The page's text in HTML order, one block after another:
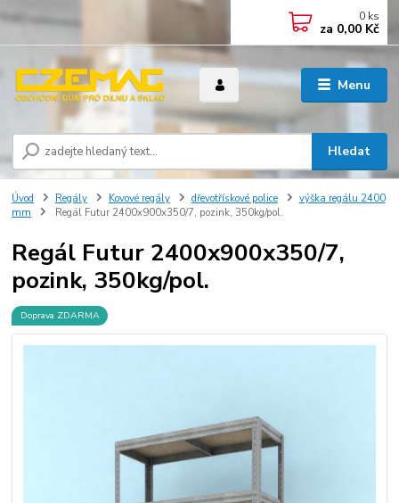
Menu
Hledat
0 ks
za 0,00 Kč
Úvod Regály Kovové regály dřevotřískové police
výška regálu 2400
mm
Regál Futur 2400x900x350/7, pozink, 350kg/pol.
Regál Futur 2400x900x350/7,
pozink, 350kg/pol.
Doprava ZDARMA